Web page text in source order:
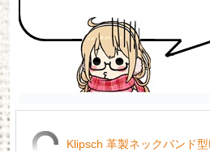
Klipsch 革製ネックバンド